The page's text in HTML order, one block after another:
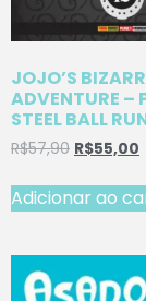
JOJO’S
ADVENTURE –
STEEL BALL
R$57,90 R$55,00
Adicionar ao